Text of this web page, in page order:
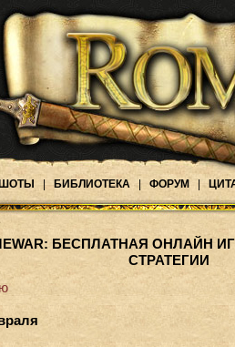
БИБЛИОТЕКА ФОРУМ
БЕСПЛАТНАЯ ОНЛАЙН
СТРАТЕГИИ